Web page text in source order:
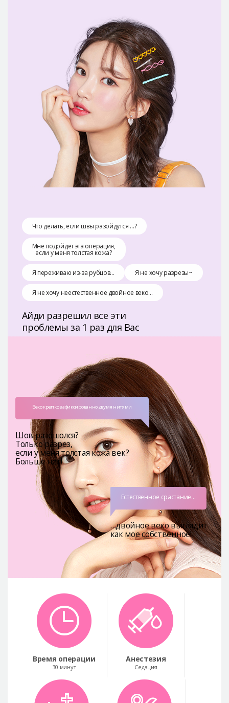
Реальные До/После селфи
Что делать, если швы разойдутся …?
Мне подойдет эта операция,
если у меня толстая кожа?
Я переживаю из-за рубцов… Я не хочу разрезы~
Я не хочу неестественное двойное веко...
Айди разрешил все эти
проблемы за 1 раз для Вас
Веко крепко зафиксированно двумя нитями
Шов разошолся?
Только разрез,
если у меня толстая кожа век?
Больше нет!
Естественное срастание…
…двойное веко выглядит
как мое собственное!
Время операции
30 минут
Анестезия
Седация